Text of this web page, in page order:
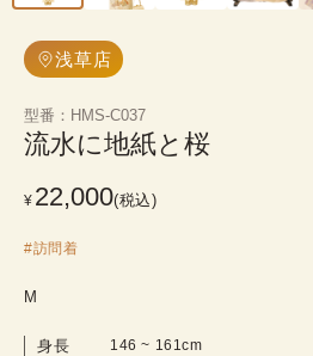
浅草店
型番 ： HMS-C037
流水に地紙と桜
¥ 22,000(税込)
#訪問着
M
身長 146 ~ 161cm